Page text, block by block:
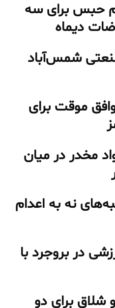
حبس برای سه
دیماه
شمس‌آباد
موقت برای
مخدر در میان
نه به اعدام
در بروجرد با
برای دو